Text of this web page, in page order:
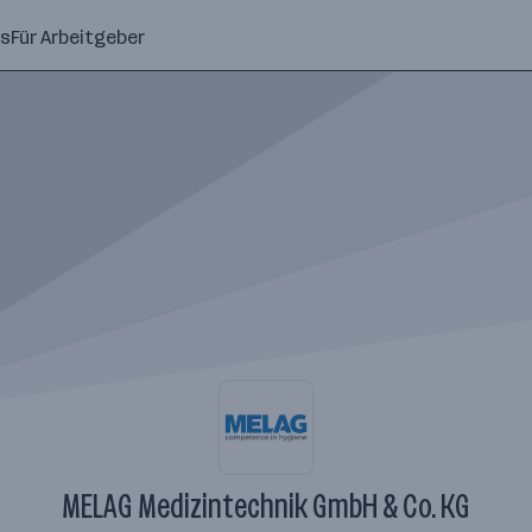
Für Arbeitgeber
MELAG Medizintechnik GmbH & Co. KG